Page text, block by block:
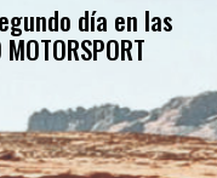
día en las